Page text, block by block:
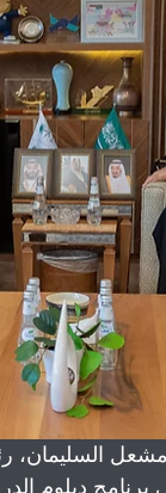
السليمان،
دبلوم